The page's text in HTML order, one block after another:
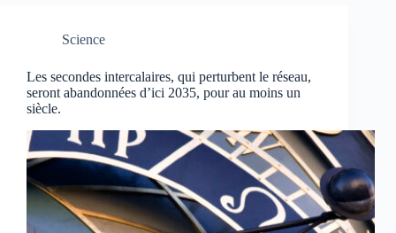
Science
Les secondes intercalaires, qui perturbent le réseau,
seront abandonnées d’ici 2035, pour au moins un
siècle.